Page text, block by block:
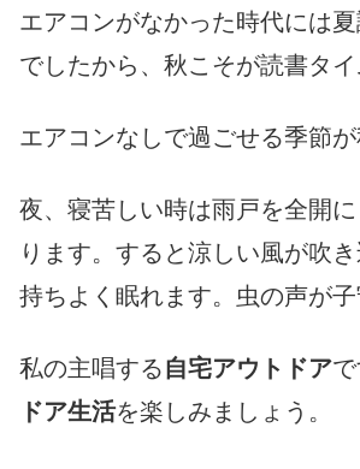
エアコンがなかった時代には
でしたから、秋こそが読書タイ
エアコンなしで過ごせる季節が
夜、寝苦しい時は雨戸を全開
ります。すると涼しい風が吹
持ちよく眠れます。虫の声が子
私の主唱する自宅アウトドアで
ドア生活を楽しみましょう。